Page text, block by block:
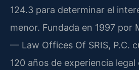
124.3 para determinar el
menor. Fundada en 1997 por
— Law Offices Of SRIS, P.C.
120 años de experiencia legal